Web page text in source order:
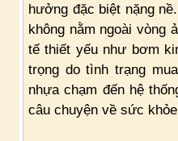
hưởng đặc biệt nặng
không nằm ngoài vòng
tế thiết yếu như bơm
trọng do tình trạng
nhựa chạm đến hệ
câu chuyện về sức